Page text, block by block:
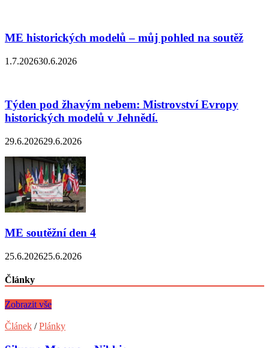
ME historických modelů – můj pohled na soutěž
1.7.202630.6.2026
Týden pod žhavým nebem: Mistrovství Evropy
historických modelů v Jehnědí.
29.6.202629.6.2026
ME soutěžní den 4
25.6.202625.6.2026
Články
Zobrazit vše
Článek /Plánky